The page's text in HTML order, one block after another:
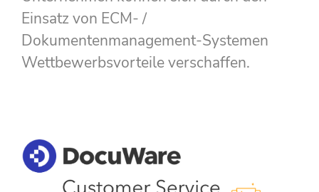
Einsatz von ECM- /
Dokumentenmanagement-Systemen
Wettbewerbsvorteile verschaffen.